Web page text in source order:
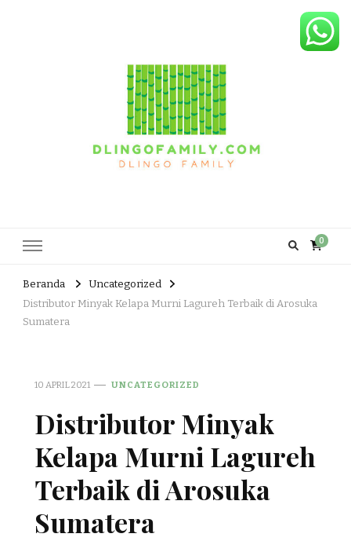
0
Beranda
Uncategorized
Distributor Minyak Kelapa Murni Lagureh Terbaik di Arosuka
Sumatera
10 APRIL 2021 UNCATEGORIZED
Distributor Minyak
Kelapa Murni Lagureh
Terbaik di Arosuka
Sumatera